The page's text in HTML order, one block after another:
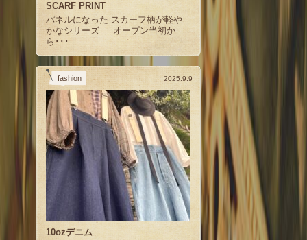
SCARF PRINT
パネルになった スカーフ柄が軽や
かなシリーズ オープン当初か
ら･･･
fashion 2025.9.9
10ozデニム